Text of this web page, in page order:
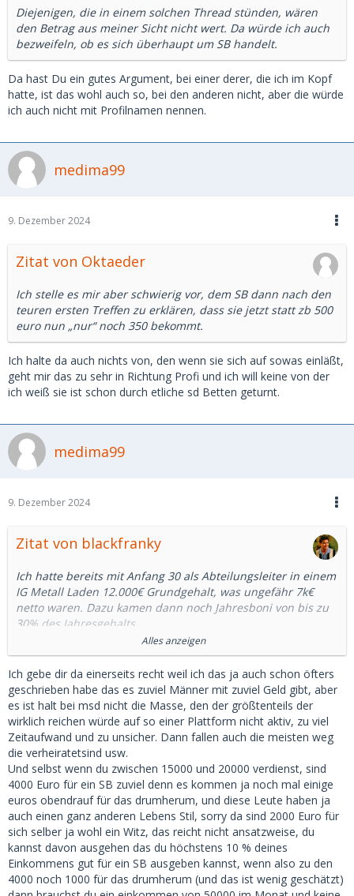
Diejenigen, die in einem solchen Thread stünden, wären
den Betrag aus meiner Sicht nicht wert. Da würde ich auch
bezweifeln, ob es sich überhaupt um SB handelt.
Da hast Du ein gutes Argument, bei einer derer, die ich im Kopf
hatte, ist das wohl auch so, bei den anderen nicht, aber die würde
ich auch nicht mit Profilnamen nennen.
medima99
9. Dezember 2024
Zitat von Oktaeder
Ich stelle es mir aber schwierig vor, dem SB dann nach den
teuren ersten Treffen zu erklären, dass sie jetzt statt zb 500
euro nun „nur“ noch 350 bekommt.
Ich halte da auch nichts von, den wenn sie sich auf sowas einläßt,
geht mir das zu sehr in Richtung Profi und ich will keine von der
ich weiß sie ist schon durch etliche sd Betten geturnt.
medima99
9. Dezember 2024
Zitat von blackfranky
Ich hatte bereits mit Anfang 30 als Abteilungsleiter in einem
IG Metall Laden 12.000€ Grundgehalt, was ungefähr 7k€
netto waren. Dazu kamen dann noch Jahresboni von bis zu
30% des Jahresgehalts.
Das war zwar ein großes Unternehmen mit 25.000
Mitarbeitern aber auch nicht DAX30 a la Daimler, BMW, VW,
Siemens oder Bosch und schon gar nicht FAANG. Dort sind
die Gehälter nochmal ne ganz andere Liga.
6.000 nach Steuern bei einem Chefarzt.. niemals! - Kein
Chefarzt geht unter 25.000 im Monat nach Hause!
Hier mal ein Beispiel:
https://www.stepstone.de/stell…crl_m_0_0_0_0_0_0&cs=true
Facharzt (kein Oberarzt und schon gar nicht Chefarzt) mit >5
Jahren Berufserfahrung:
15.5 Grundgehalt + 25-100% Zulagen für Schichten + 400 in
Altersvorsorge + Firmenwagen.
Eine F+ von mir, 29, ist Krankenschwester (mit
Alles anzeigen
Ich gebe dir da einerseits recht weil ich das ja auch schon öfters
geschrieben habe das es zuviel Männer mit zuviel Geld gibt, aber
es ist halt bei msd nicht die Masse, den der größtenteils der
wirklich reichen würde auf so einer Plattform nicht aktiv, zu viel
Zeitaufwand und zu unsicher. Dann fallen auch die meisten weg
die verheiratetsind usw.
Und selbst wenn du zwischen 15000 und 20000 verdienst, sind
4000 Euro für ein SB zuviel denn es kommen ja noch mal einige
euros obendrauf für das drumherum, und diese Leute haben ja
auch einen ganz anderen Lebens Stil, sorry da sind 2000 Euro für
sich selber ja wohl ein Witz, das reicht nicht ansatzweise, du
kannst davon ausgehen das du höchstens 10 % deines
Einkommens gut für ein SB ausgeben kannst, wenn also zu den
4000 noch 1000 für das drumherum (und das ist wenig geschätzt)